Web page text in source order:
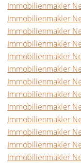
Immobilienmakler
Immobilienmakler
Immobilienmakler
Immobilienmakler
Immobilienmakler
Immobilienmakler
Immobilienmakler
Immobilienmakler
Immobilienmakler
Immobilienmakler
Immobilienmakler
Immobilienmakler
Immobilienmakler